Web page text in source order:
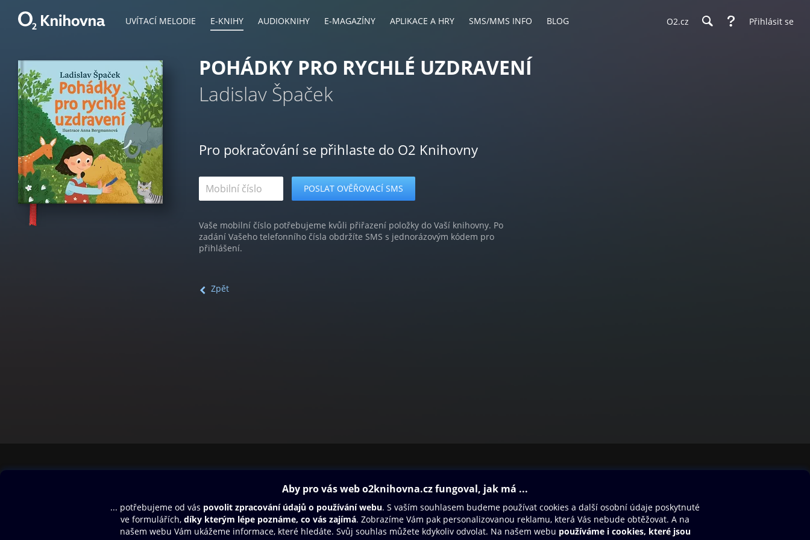
UVÍTACÍ MELODIE E-KNIHY AUDIOKNIHY E-MAGAZÍNY APLIKACE A HRY SMS/MMS INFO BLOG O2.cz Přihlásit se
POHÁDKY PRO RYCHLÉ UZDRAVENÍ
Ladislav Špaček
Pro pokračování se přihlaste do O2 Knihovny
Vaše mobilní číslo potřebujeme kvůli přiřazení položky do Vaší knihovny. Po
zadání Vašeho telefonního čísla obdržíte SMS s jednorázovým kódem pro
přihlášení.
Zpět
Aplikace a hry
SMS/MMS Info
Blog
Dárkový poukaz
Nápověda
Oneplay Originály
Sport